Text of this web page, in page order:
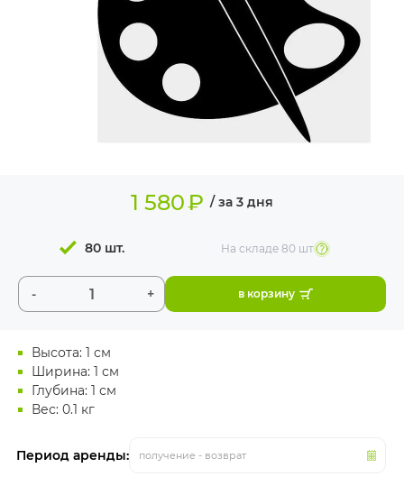
ИЗДЕЛИЯ ДЛЯ
ОБОРУДОВАНИЕ
Высота: 1 см
Ширина: 1 см
Глубина: 1 см
Вес: 0.1 кг
Период аренды: получение - возврат
1 580₽ / за 3 дня
- +
80 шт. На складе80 шт
в корзину